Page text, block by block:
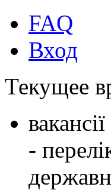
FAQ
Вход
Текущее
-